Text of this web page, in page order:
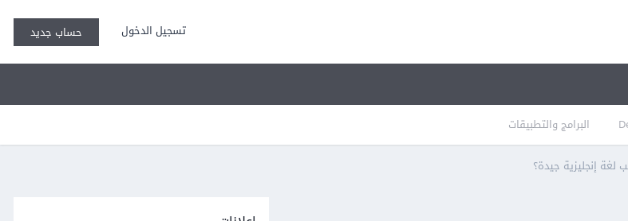
تسجيل الدخول حساب جديد
البرامج والتطبيقات
إنجليزية جيدة؟